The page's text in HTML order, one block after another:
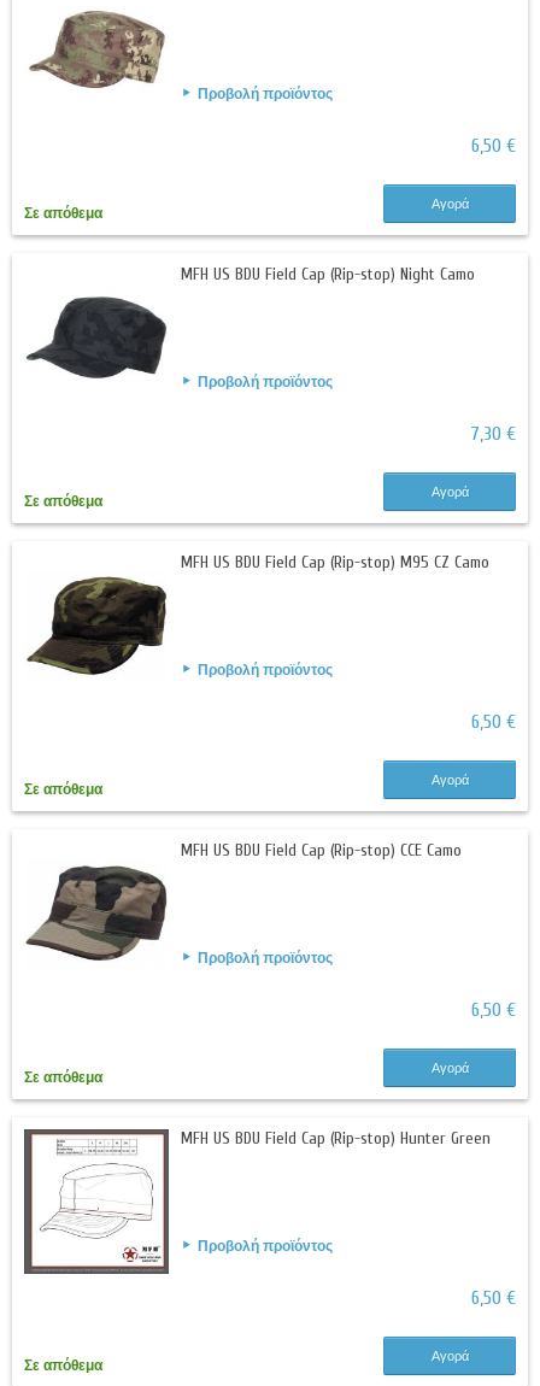
Προβολή προϊόντος
6,50 €
Σε απόθεμα
Αγορά
MFH US BDU Field Cap (Rip-stop) Night Camo
Προβολή προϊόντος
7,30 €
Σε απόθεμα
Αγορά
MFH US BDU Field Cap (Rip-stop) M95 CZ Camo
Προβολή προϊόντος
6,50 €
Σε απόθεμα
Αγορά
MFH US BDU Field Cap (Rip-stop) CCE Camo
Προβολή προϊόντος
6,50 €
Σε απόθεμα
Αγορά
MFH US BDU Field Cap (Rip-stop) Hunter Green
Προβολή προϊόντος
6,50 €
Σε απόθεμα
Αγορά